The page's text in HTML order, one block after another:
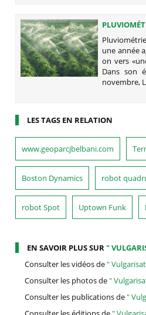
T-IL VERS
BLANCHE?
une année
on vers
Dans son
novembre,
LES TAGS EN RELATION
www.geoparcjbelbani.com
Boston Dynamics robot
robot Spot Uptown Funk
EN SAVOIR PLUS SUR"
Consulter les vidéos de"
Consulter les photos de"
Consulter les publications de"